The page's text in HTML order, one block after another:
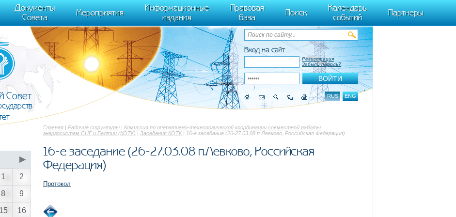
=== r) { return; }} k=e.createElement(t),a=e.getElementsByTagName(t)[0],k.async=1,k.src=r,a.parentNode.insertBefore(k,a)}) (window,
"init", { clickmap:true, trackLinks:true, accurateTrackBounce:true });
Документы
Совета
Мероприятия
Информационные
издания
Правовая
база
Поиск
Календарь
событий
Партнеры
Вход на сайт
Регистрация
Забыли пароль?
RUS ENG
Совет
Главная | Рабочие структуры | Комиссия по оперативно-технологической координации совместной работы
энергосистем СНГ и Балтии (КОТК) | Заседания КОТК| 16-е заседание (26-27.03.08 п.Левково, Российская Федерация)
16-е заседание (26-27.03.08 п.Левково, Российская
Федерация)
Протокол
▶
1 2
8 9
16